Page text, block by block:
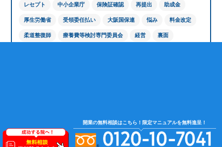
レセプト 中小企業庁 保険証確認 再提出 助成金
厚生労働省 受領委任払い 大阪国保連 悩み 料金改定
柔道整復師 療養費等検討専門委員会 経営 裏面
開業の無料相談はこちら！限定マニュアルを無料進呈！